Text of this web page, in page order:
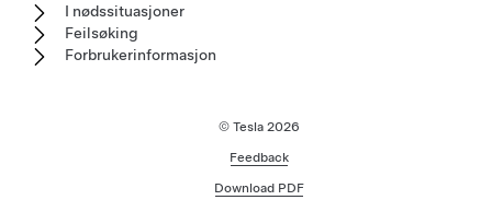
I nødssituasjoner
Feilsøking
Forbrukerinformasjon
© Tesla 2026
Feedback
Download PDF